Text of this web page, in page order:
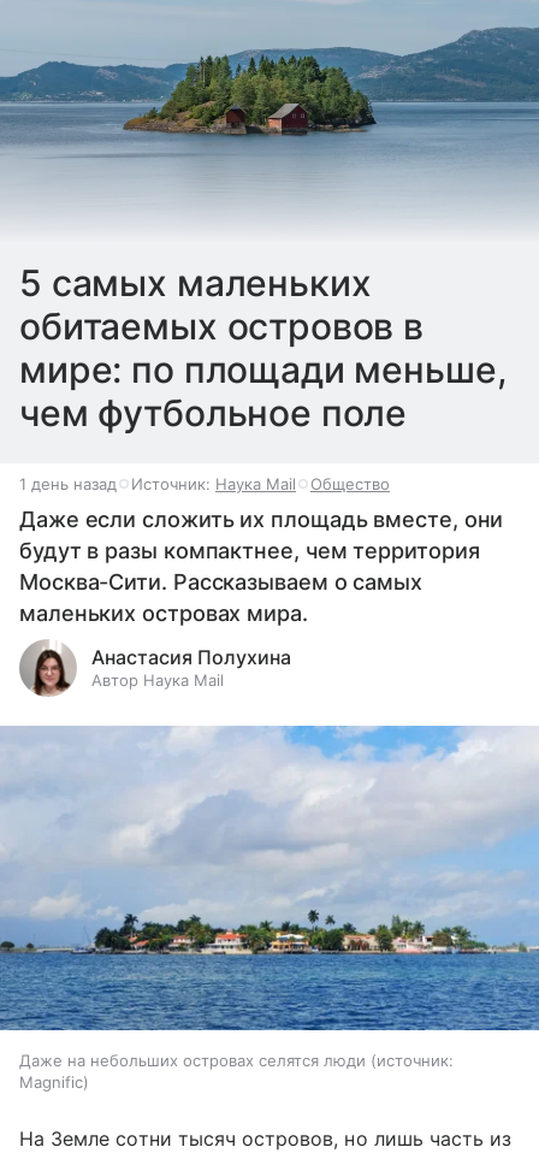
5 самых маленьких
обитаемых островов в
мире: по площади меньше,
чем футбольное поле
1 день назад Источник: Наука Mail Общество
Даже если сложить их площадь вместе, они
будут в разы компактнее, чем территория
Москва-Сити. Рассказываем о самых
маленьких островах мира.
Анастасия Полухина
Автор Наука Mail
Даже на небольших островах селятся люди
источник:
Magnific
На Земле сотни тысяч островов, но лишь часть из